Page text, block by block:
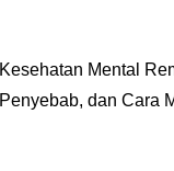
Kesehatan Mental
Penyebab, dan Cara